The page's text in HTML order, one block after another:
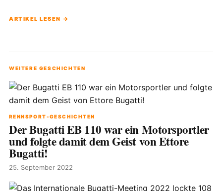
ARTIKEL LESEN →
WEITERE GESCHICHTEN
RENNSPORT-GESCHICHTEN
Der Bugatti EB 110 war ein Motorsportler
und folgte damit dem Geist von Ettore
Bugatti!
25. September 2022